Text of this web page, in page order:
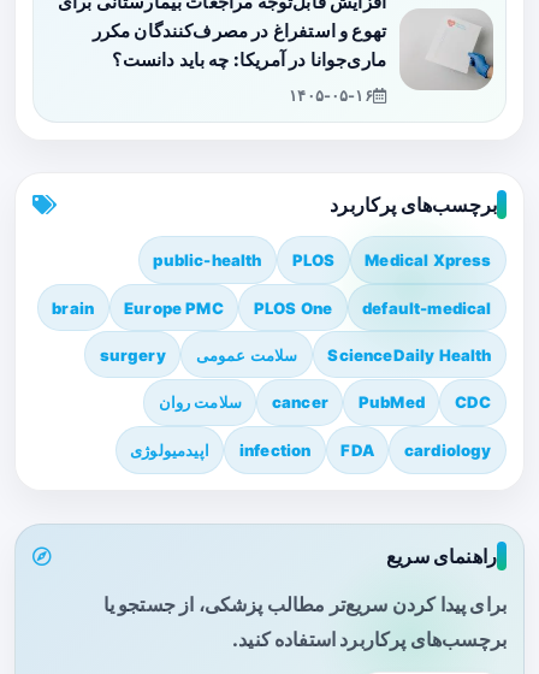
تهوع و استفراغ در مصرف‌کنندگان مکرر
ماری‌جوانا در آمریکا: چه باید دانست؟
۱۴۰۵-۰۵-۱۶
برچسب‌های پرکاربرد
Medical Xpress
PLOS
public-health
default-medical
PLOS One
Europe PMC
brain
ScienceDaily Health سلامت عمومی surgery
CDC
PubMed
cancer سلامت روان
cardiology
FDA
infection اپیدمیولوژی
راهنمای سریع
برای پیدا کردن سریع‌تر مطالب پزشکی، از جستجو یا
برچسب‌های پرکاربرد استفاده کنید.